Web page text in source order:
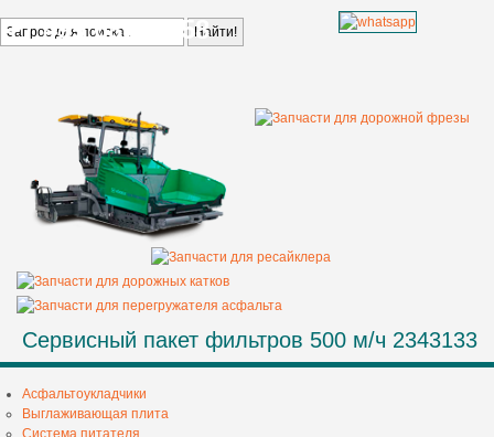
+7 499 685 68 58
Сервисный пакет фильтров 500 м/ч 2343133
Асфальтоукладчики
Выглаживающая плита
Система питателя